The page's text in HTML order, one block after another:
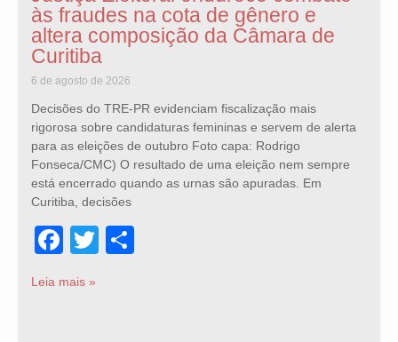
às fraudes na cota de gênero e
altera composição da Câmara de
Curitiba
6 de agosto de 2026
Decisões do TRE-PR evidenciam fiscalização mais
rigorosa sobre candidaturas femininas e servem de alerta
para as eleições de outubro Foto capa: Rodrigo
Fonseca/CMC) O resultado de uma eleição nem sempre
está encerrado quando as urnas são apuradas. Em
Curitiba, decisões
Facebook
Twitter
Leia mais »